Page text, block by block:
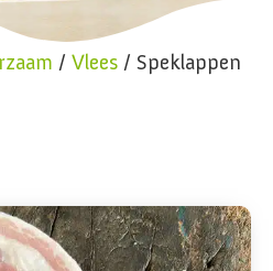
/ Vlees / Speklappen